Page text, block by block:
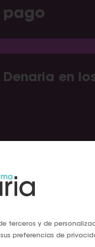
pago
Denaria en
¿Adiós al
Parece que
terceros y de
preferencias de